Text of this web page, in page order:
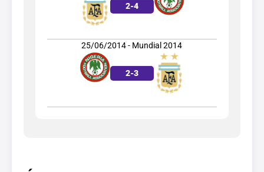
2-4
25/06/2014 - Mundial 2014
2-3